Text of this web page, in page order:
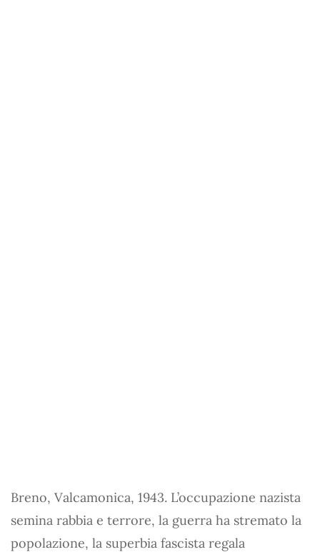
Breno, Valcamonica, 1943. L’occupazione nazista
semina rabbia e terrore, la guerra ha stremato la
popolazione, la superbia fascista regala